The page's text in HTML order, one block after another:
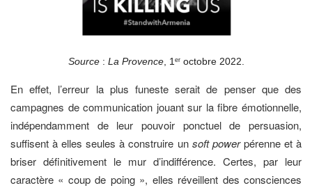
Source: La Provence, 1 eroctobre 2022.
En effet, l’erreur la plus funeste serait de penser que des
campagnes de communication jouant sur la fibre émotionnelle,
indépendamment de leur pouvoir ponctuel de persuasion,
suffisent à elles seules à construire un soft powerpérenne et à
briser définitivement le mur d’indifférence. Certes, par leur
caractère « coup de poing », elles réveillent des consciences